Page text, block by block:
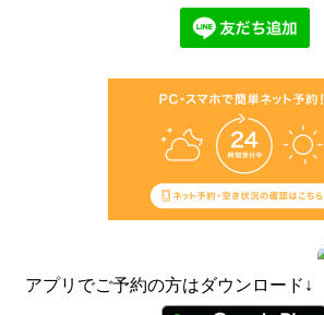
アプリでご予約の方はダウンロード↓